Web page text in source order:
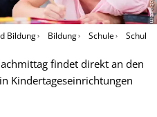
Bildung Bildung Schule
findet direkt an den
Kindertageseinrichtungen